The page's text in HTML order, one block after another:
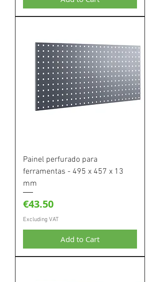
Painel perfurado para
ferramentas - 495 x 457 x 13
mm
Price
€43.50
Excluding VAT
Add to Cart